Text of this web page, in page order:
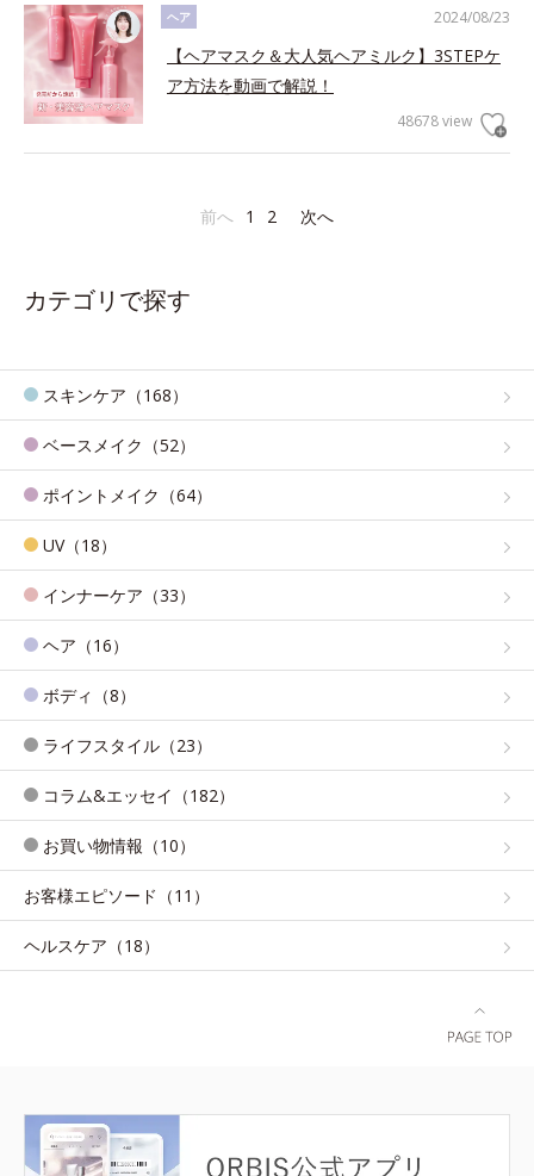
2024/08/23
ヘア
【ヘアマスク＆大人気ヘアミルク】3STEPケ
ア方法を動画で解説！
48678 view
前へ 1 2 次へ
カテゴリで探す
スキンケア（168）
ベースメイク（52）
ポイントメイク（64）
UV（18）
インナーケア（33）
ヘア（16）
ボディ（8）
ライフスタイル（23）
コラム&エッセイ（182）
お買い物情報（10）
お客様エピソード（11）
ヘルスケア（18）